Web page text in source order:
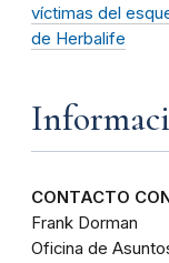
víctimas del
de Herbalife
CONTACTO
Frank Dorman
Oficina de